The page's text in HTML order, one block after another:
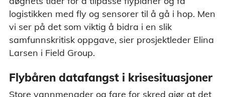
logistikken med fly og sensorer til å gå i hop. Men
vi ser på det som viktig å bidra i en slik
samfunnskritisk oppgave, sier prosjektleder Elina
Larsen i Field Group.
Flybåren datafangst i krisesituasjoner
Store vannmengder og fare for skred gjør at det